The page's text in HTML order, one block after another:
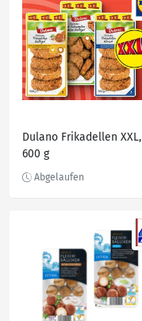
Dulano Frikadellen XXL,
600 g